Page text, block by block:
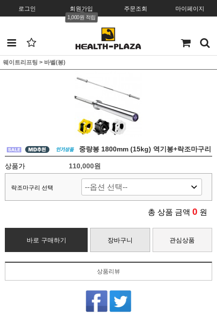
로그인 회원가입
1,000원 적립
주문조회 마이페이지
웨이트리프팅 > 바벨(봉)
중량봉 1800mm (15kg) 역기봉+락조마구리
상품가 110,000원
락조마구리 선택
총 상품 금액 0 원
바로 구매하기 장바구니 관심상품
상품리뷰